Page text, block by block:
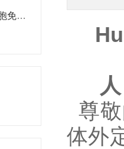
EGFR抗体介导结肠癌细胞免疫性凋亡
人
尊
体外